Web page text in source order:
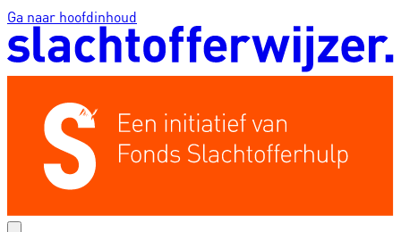
Ga naar hoofdinhoud